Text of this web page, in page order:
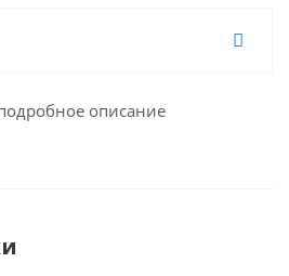
описание